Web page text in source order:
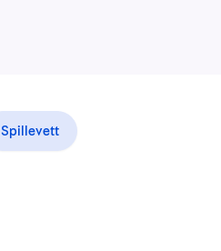
Spillevett